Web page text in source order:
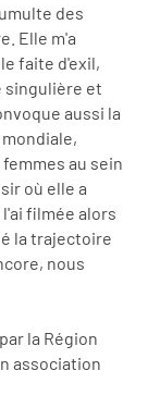
des
Elle m'a
faite d'exil,
singulière et
aussi la
au sein
où elle a
filmée alors
la trajectoire
nous
la Région
association